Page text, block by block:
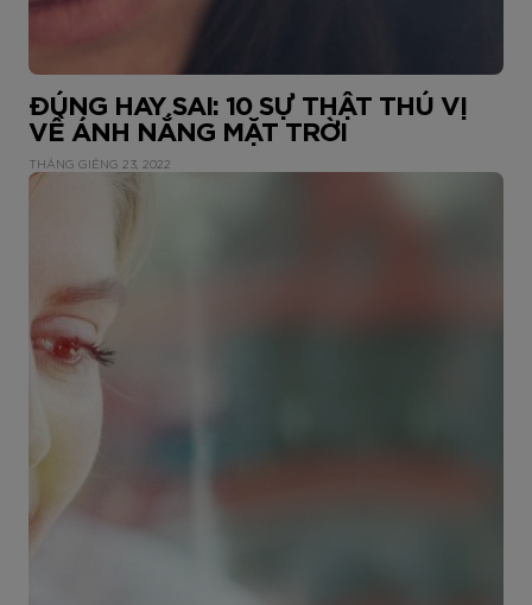
ĐÚNG HAY SAI: 10 SỰ THẬT THÚ VỊ
VỀ ÁNH NẮNG MẶT TRỜI
THÁNG GIÊNG 23, 2022